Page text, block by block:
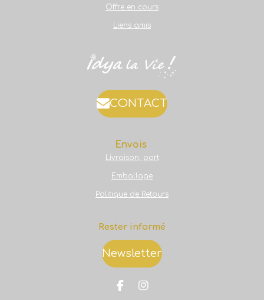
Offre en cours
Liens amis
CONTACT
Envois
Livraison, port
Emballage
Politique de Retours
Rester informé
Newsletter
F
I